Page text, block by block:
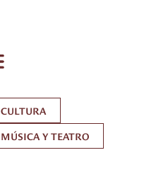
CULTURA
MÚSICA Y TEATRO